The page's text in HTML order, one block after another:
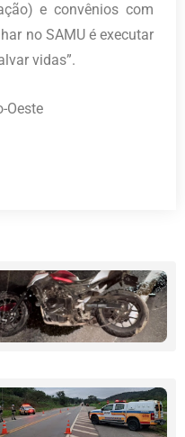
e convênios com
no SAMU é executar
vidas”.
Oeste